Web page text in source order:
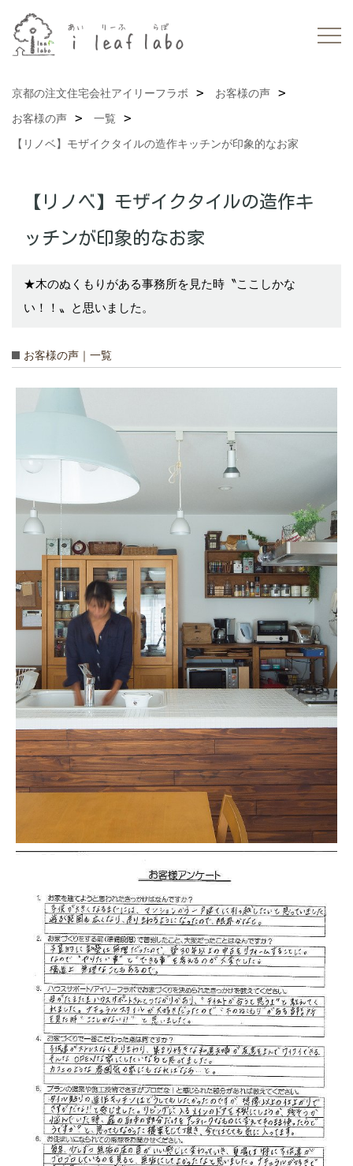
京都の注文住宅会社アイリーフラボ
お客様の声
お客様の声
一覧
【リノベ】モザイクタイルの造作キッチンが印象的なお家
【リノベ】モザイクタイルの造作キ
ッチンが印象的なお家
★木のぬくもりがある事務所を見た時〝ここしかな
い！！〟と思いました。
お客様の声｜一覧